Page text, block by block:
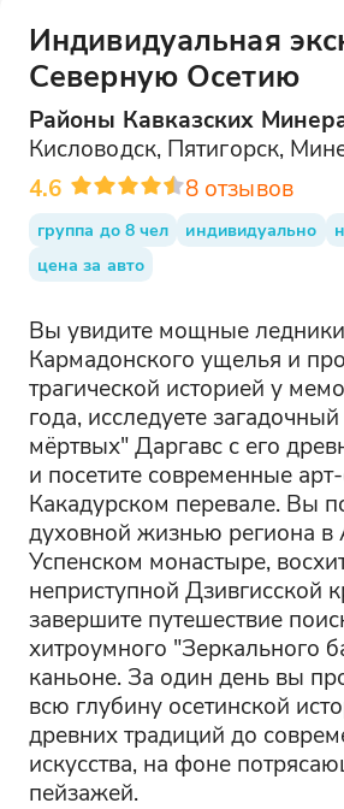
Индивидуальная
Северную Осетию
Районы Кавказских
Кисловодск, Пятигорск,
4.6
8 отзывов
группа до 8 чел индивидуально
цена за авто
Вы увидите мощные ледники
Кармадонского ущелья и
трагической историей у
года, исследуете
мёртвых" Даргавс с его
и посетите современные
Какадурском перевале. Вы
духовной жизнью региона в
Успенском монастыре,
неприступной Дзивгисской
завершите путешествие
хитроумного "Зеркального
каньоне. За один день вы
всю глубину осетинской
древних традиций до
искусства, на фоне
пейзажей.